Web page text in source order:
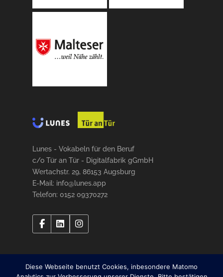
Lunes - Vokabeln für den Beruf
c/o Tür an Tür - Digitalfabrik gGmbH
Wertachstr. 29, 86153 Augsburg
E-Mail: info@lunes.app
Telefon: 0152 09370272
Diese Webseite benutzt Cookies, inbesondere Matomo